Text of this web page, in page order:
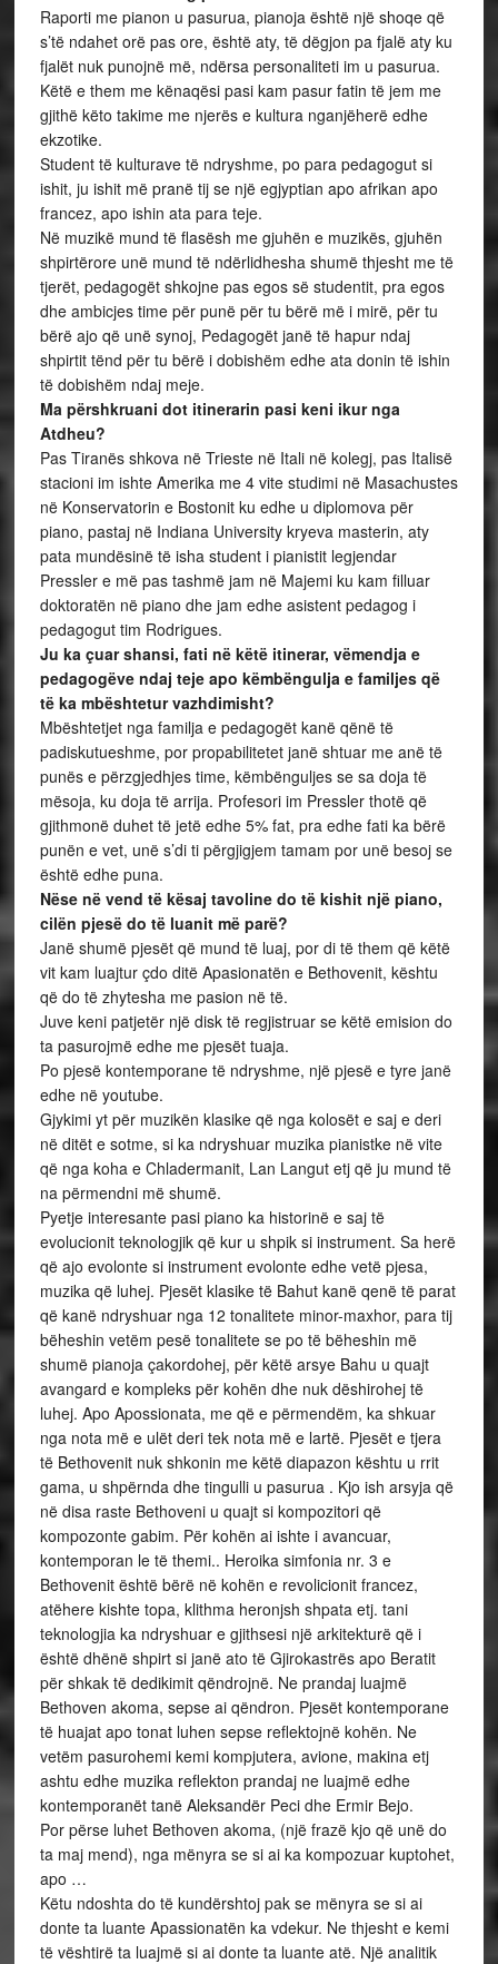
Raporti me pianon u pasurua, pianoja është një shoqe që
s’të ndahet orë pas ore, është aty, të dëgjon pa fjalë aty ku
fjalët nuk punojnë më, ndërsa personaliteti im u pasurua.
Këtë e them me kënaqësi pasi kam pasur fatin të jem me
gjithë këto takime me njerës e kultura nganjëherë edhe
ekzotike.
Student të kulturave të ndryshme, po para pedagogut si
ishit, ju ishit më pranë tij se një egjyptian apo afrikan apo
francez, apo ishin ata para teje.
Në muzikë mund të flasësh me gjuhën e muzikës, gjuhën
shpirtërore unë mund të ndërlidhesha shumë thjesht me të
tjerët, pedagogët shkojne pas egos së studentit, pra egos
dhe ambicjes time për punë për tu bërë më i mirë, për tu
bërë ajo që unë synoj, Pedagogët janë të hapur ndaj
shpirtit tënd për tu bërë i dobishëm edhe ata donin të ishin
të dobishëm ndaj meje.
Ma përshkruani dot itinerarin pasi keni ikur nga
Atdheu?
Pas Tiranës shkova në Trieste në Itali në kolegj, pas Italisë
stacioni im ishte Amerika me 4 vite studimi në Masachustes
në Konservatorin e Bostonit ku edhe u diplomova për
piano, pastaj në Indiana University kryeva masterin, aty
pata mundësinë të isha student i pianistit legjendar
Pressler e më pas tashmë jam në Majemi ku kam filluar
doktoratën në piano dhe jam edhe asistent pedagog i
pedagogut tim Rodrigues.
Ju ka çuar shansi, fati në këtë itinerar, vëmendja e
pedagogëve ndaj teje apo këmbëngulja e familjes që
të ka mbështetur vazhdimisht?
Mbështetjet nga familja e pedagogët kanë qënë të
padiskutueshme, por propabilitetet janë shtuar me anë të
punës e përzgjedhjes time, këmbënguljes se sa doja të
mësoja, ku doja të arrija. Profesori im Pressler thotë që
gjithmonë duhet të jetë edhe 5% fat, pra edhe fati ka bërë
punën e vet, unë s’di ti përgjigjem tamam por unë besoj se
është edhe puna.
Nëse në vend të kësaj tavoline do të kishit një piano,
cilën pjesë do të luanit më parë?
Janë shumë pjesët që mund të luaj, por di të them që këtë
vit kam luajtur çdo ditë Apasionatën e Bethovenit, kështu
që do të zhytesha me pasion në të.
Juve keni patjetër një disk të regjistruar se këtë emision do
ta pasurojmë edhe me pjesët tuaja.
Po pjesë kontemporane të ndryshme, një pjesë e tyre janë
edhe në youtube.
Gjykimi yt për muzikën klasike që nga kolosët e saj e deri
në ditët e sotme, si ka ndryshuar muzika pianistke në vite
që nga koha e Chladermanit, Lan Langut etj që ju mund të
na përmendni më shumë.
Pyetje interesante pasi piano ka historinë e saj të
evolucionit teknologjik që kur u shpik si instrument. Sa herë
që ajo evolonte si instrument evolonte edhe vetë pjesa,
muzika që luhej. Pjesët klasike të Bahut kanë qenë të parat
që kanë ndryshuar nga 12 tonalitete minor-maxhor, para tij
bëheshin vetëm pesë tonalitete se po të bëheshin më
shumë pianoja çakordohej, për këtë arsye Bahu u quajt
avangard e kompleks për kohën dhe nuk dëshirohej të
luhej. Apo Apossionata, me që e përmendëm, ka shkuar
nga nota më e ulët deri tek nota më e lartë. Pjesët e tjera
të Bethovenit nuk shkonin me këtë diapazon kështu u rrit
gama, u shpërnda dhe tingulli u pasurua . Kjo ish arsyja që
në disa raste Bethoveni u quajt si kompozitori që
kompozonte gabim. Për kohën ai ishte i avancuar,
kontemporan le të themi.. Heroika simfonia nr. 3 e
Bethovenit është bërë në kohën e revolicionit francez,
atëhere kishte topa, klithma heronjsh shpata etj. tani
teknologjia ka ndryshuar e gjithsesi një arkitekturë që i
është dhënë shpirt si janë ato të Gjirokastrës apo Beratit
për shkak të dedikimit qëndrojnë. Ne prandaj luajmë
Bethoven akoma, sepse ai qëndron. Pjesët kontemporane
të huajat apo tonat luhen sepse reflektojnë kohën. Ne
vetëm pasurohemi kemi kompjutera, avione, makina etj
ashtu edhe muzika reflekton prandaj ne luajmë edhe
kontemporanët tanë Aleksandër Peci dhe Ermir Bejo.
Por përse luhet Bethoven akoma, (një frazë kjo që unë do
ta maj mend), nga mënyra se si ai ka kompozuar kuptohet,
apo …
Këtu ndoshta do të kundërshtoj pak se mënyra se si ai
donte ta luante Apassionatën ka vdekur. Ne thjesht e kemi
të vështirë ta luajmë si ai donte ta luante atë. Një analitik